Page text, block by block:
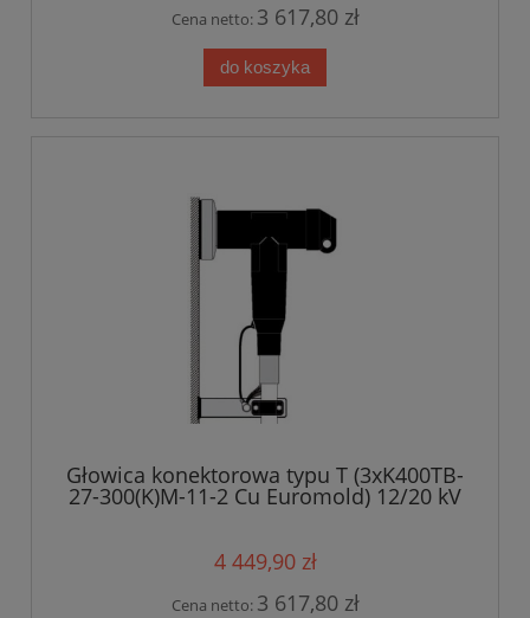
Cena netto: 3 617,80 zł
do koszyka
Głowica konektorowa typu T (3xK400TB-
27-300(K)M-11-2 Cu Euromold) 12/20 kV
4 449,90 zł
Cena netto: 3 617,80 zł